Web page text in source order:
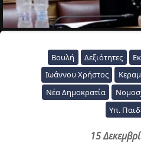
Βουλή Δεξιότητες
Ιωάννου Χρήστος
Νέα Δημοκρατία
Υπ.
15